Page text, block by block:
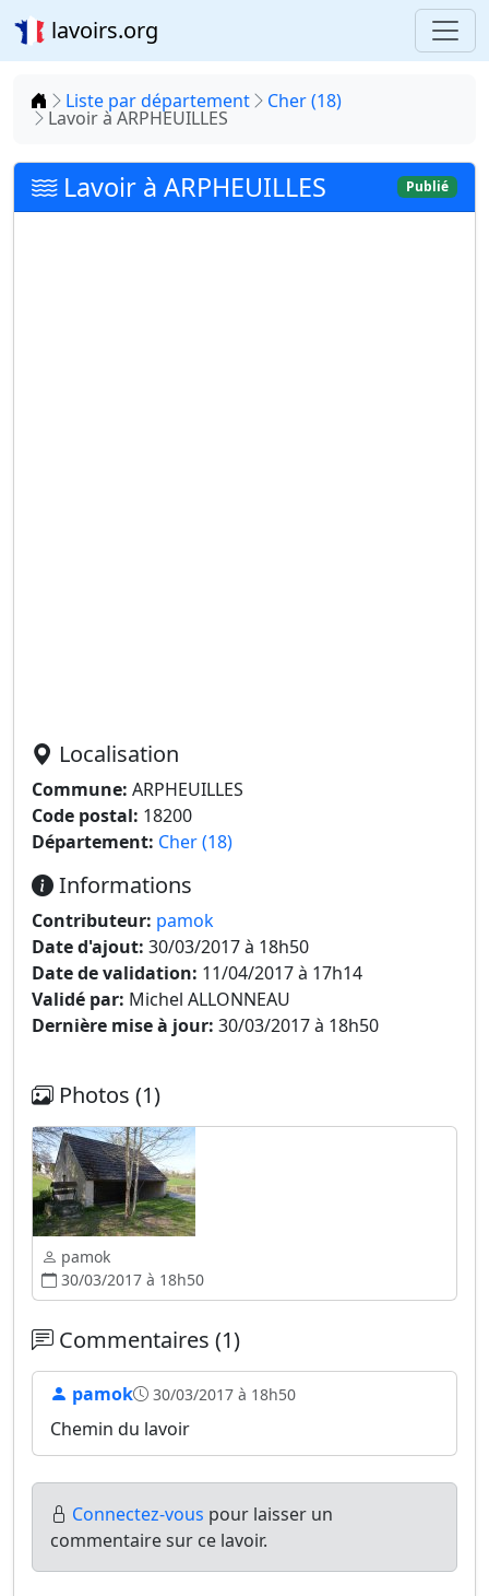
lavoirs.org
Accueil
Liste par département Cher (18)
Lavoir à ARPHEUILLES
Lavoir à ARPHEUILLES Publié
Localisation
Commune: ARPHEUILLES
Code postal: 18200
Département: Cher (18)
Informations
Contributeur: pamok
Date d'ajout: 30/03/2017 à 18h50
Date de validation: 11/04/2017 à 17h14
Validé par: Michel ALLONNEAU
Dernière mise à jour: 30/03/2017 à 18h50
Photos (1)
pamok
30/03/2017 à 18h50
Commentaires (1)
pamok 30/03/2017 à 18h50
Chemin du lavoir
Connectez-vous pour laisser un
commentaire sur ce lavoir.